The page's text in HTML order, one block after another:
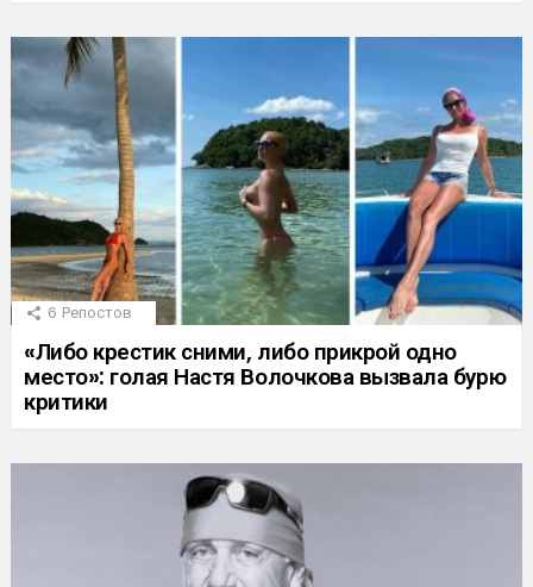
6 Репостов
«Либо крестик сними, либо прикрой одно
место»: голая Настя Волочкова вызвала бурю
критики